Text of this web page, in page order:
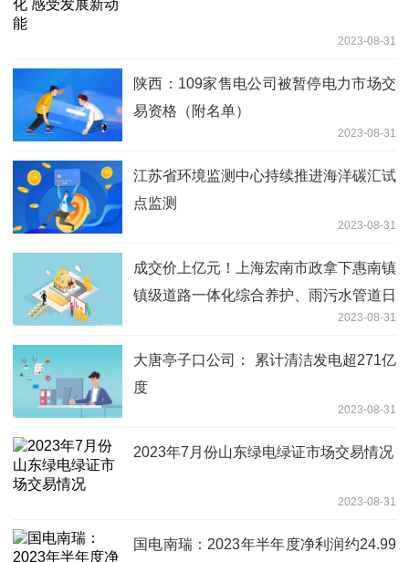
2023-08-31
陕西：109家售电公司被暂停电力市场交
易资格（附名单）
2023-08-31
江苏省环境监测中心持续推进海洋碳汇试
点监测
2023-08-31
成交价上亿元！上海宏南市政拿下惠南镇
镇级道路一体化综合养护、雨污水管道日
常养护、绿化及综合设施养护项目！2023-08-31
大唐亭子口公司： 累计清洁发电超271亿
度
2023-08-31
2023年7月份山东绿电绿证市场交易情况
2023-08-31
国电南瑞：2023年半年度净利润约24.99